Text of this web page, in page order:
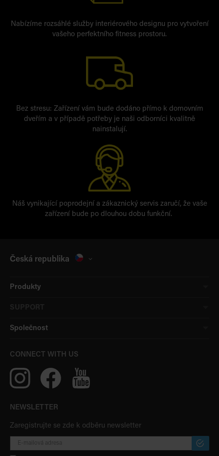
Nabízíme rozsáhlé služby interiérového designu pro vytvoření
vašeho perfektního fitness prostoru.
Bez stresu: Zařízení vám bude dodáno přímo k domovním
dveřím a v případě potřeby je naši odborníci kvalitně
nainstalují.
Náš vynikající poprodejní a zákaznický servis zaručí, že vaše
zařízení bude po dlouhou dobu funkční.
Česká republika
Produkty
Společnost
CONNECT WITH US
NEWSLETTER
Zaregistrujte se zde k odběru newsletter